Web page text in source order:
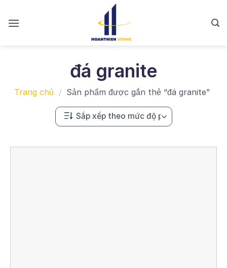
đá granite
Trang chủ / Sản phẩm được gắn thẻ “đá granite”